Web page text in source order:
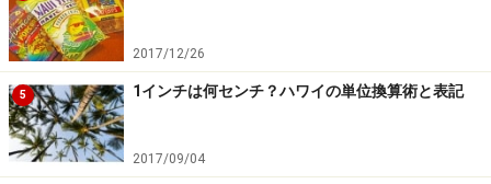
クティビティデスク「キャンプ・ペンギン・ブック」に
名前等情報を記入
ザ・カハラ・ホテル＆リゾート 「ケイキク
ラブ」
2017/12/26
5 1インチは何センチ？ハワイの単位換算術と表記
2017/09/04